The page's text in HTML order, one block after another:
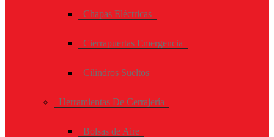
Chapas Eléctricas
Cierrapuertas Emergencia
Cilindros Sueltos
Herramientas De Cerrajería
Bolsas de Aire